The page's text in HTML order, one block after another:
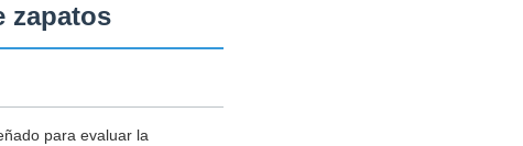
zapatos
para evaluar la